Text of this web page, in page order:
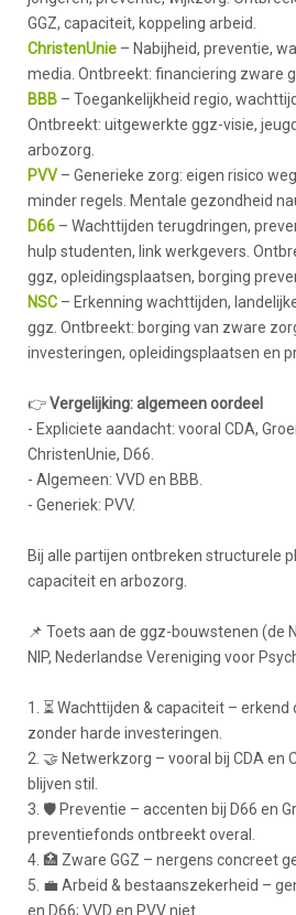
GGZ, capaciteit, koppeling arbeid.
ChristenUnie – Nabijheid, preventie,
media. Ontbreekt: financiering zware
BBB – Toegankelijkheid regio,
Ontbreekt: uitgewerkte ggz-visie,
arbozorg.
PVV – Generieke zorg: eigen risico
minder regels. Mentale gezondheid
D66 – Wachttijden terugdringen,
hulp studenten, link werkgevers.
ggz, opleidingsplaatsen, borging
NSC – Erkenning wachttijden,
ggz. Ontbreekt: borging van zware
investeringen, opleidingsplaatsen en
👉Vergelijking: algemeen oordeel
- Expliciete aandacht: vooral CDA,
ChristenUnie, D66.
- Algemeen: VVD en BBB.
- Generiek: PVV.
Bij alle partijen ontbreken structurele
capaciteit en arbozorg.
📌 Toets aan de ggz-bouwstenen (de
NIP, Nederlandse Vereniging voor
1. ⏳ Wachttijden & capaciteit – erkend
zonder harde investeringen.
2. 🤝 Netwerkzorg – vooral bij CDA en
blijven stil.
3. 🛡️ Preventie – accenten bij D66 en
preventiefonds ontbreekt overal.
4. 🏥 Zware GGZ – nergens concreet
5. 💼 Arbeid & bestaanszekerheid –
en D66; VVD en PVV niet.